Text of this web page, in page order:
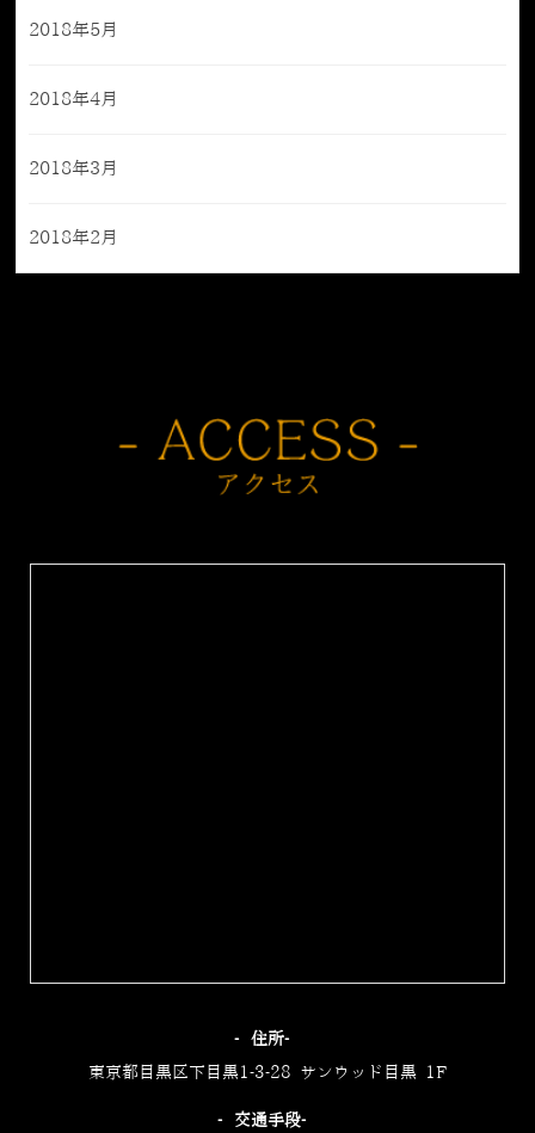
2018年5月
2018年4月
2018年3月
2018年2月
‐住所‐
東京都目黒区下目黒1-3-28 サンウッド目黒 1F
‐交通手段‐